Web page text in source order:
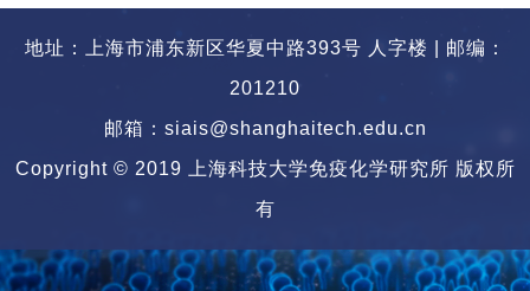
地址：上海市浦东新区华夏中路393号 人字楼 | 邮编：
201210
邮箱：siais@shanghaitech.edu.cn
Copyright © 2019 上海科技大学免疫化学研究所 版权所
有